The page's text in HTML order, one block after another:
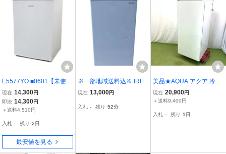
E5577YO ■0601【未使用
品】冷凍庫 86L 右開き 1
ドア コンフィー RCU83
WH(E) 25年製 温度調節4
現在 14,300円
即決 14,300円
＋送料4,510円
入札 - 残り 2日
最安値を見る
※一部地域送料込※ IRIS
OHYAMA アイリスオーヤ
-6B-W 60L
現在 13,000円
入札 - 残り 51分59秒
美品★AQUA アクア 冷凍
庫 右開き 1ドア ガラスド
ア 134L 急速冷凍 耐熱ト
止 AQF-GS13N 2024年製
現在 20,900円
＋送料9,400円
入札 - 残り 1日